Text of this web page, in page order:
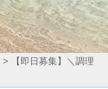
>
【即日募集】＼調理